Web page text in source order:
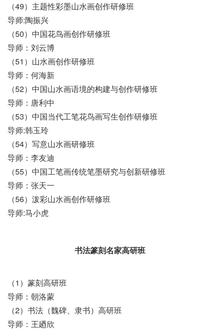
（49）主题性彩墨山水画创作研修班
导师:陶振兴
（50）中国花鸟画创作研修班
导师：刘云博
（51）山水画创作研修班
导师：何海新
（52）中国山水画语境的构建与创作研修班
导师：唐利中
（53）中国当代工笔花鸟画写生创作研修班
导师:韩玉玲
（54）写意山水画研修班
导师：李友迪
（55）中国工笔画传统笔墨研究与创新研修班
导师：张天一
（56）泼彩山水画创作研修班
导师:马小虎
书法篆刻名家高研班
（1）篆刻高研班
导师：朝洛蒙
（2）书法（魏碑、隶书）高研班
导师：王廼欣